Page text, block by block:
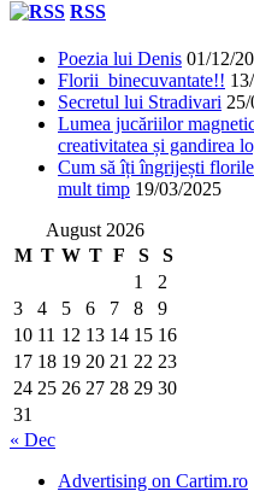
RSS
Poezia lui Denis 01/12/
Florii binecuvantate!!
Secretul lui Stradivari 25/
Lumea jucăriilor
creativitatea și gandirea
Cum să îți îngrijești
mult timp 19/03/2025
August 2026
M T W T F S
S
1
2
3
4 5 6 7 8
9
10 11 12 13 14 15 16
17 18 19 20 21 22 23
24 25 26 27 28 29 30
31
« Dec
Advertising on Cartim.ro